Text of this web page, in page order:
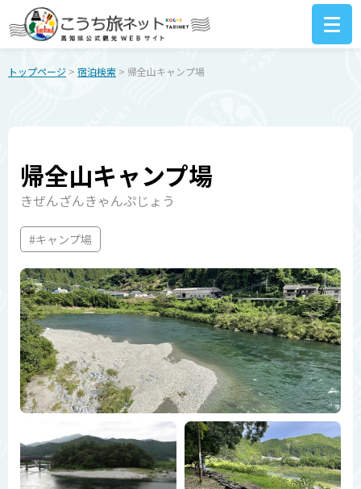
トップページ > 宿泊検索 > 帰全山キャンプ場
帰全山キャンプ場
きぜんざんきゃんぷじょう
#キャンプ場